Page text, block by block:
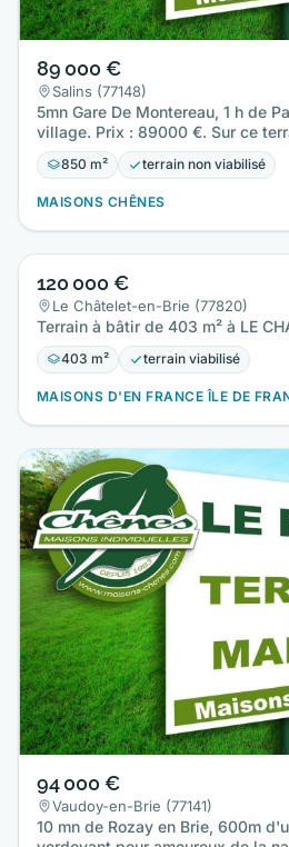
89 000 €
Salins (77148)
5mn Gare De Montereau, 1 h de
village. Prix : 89000 €. Sur ce
SALINS…
850 m² terrain non viabilisé
MAISONS CHÊNES
120 000 €
Le Châtelet-en-Brie (77820)
Terrain à bâtir de 403 m² à LE
403 m² terrain viabilisé
MAISONS D'EN FRANCE ÎLE DE
94 000 €
Vaudoy-en-Brie (77141)
10 mn de Rozay en Brie, 600m